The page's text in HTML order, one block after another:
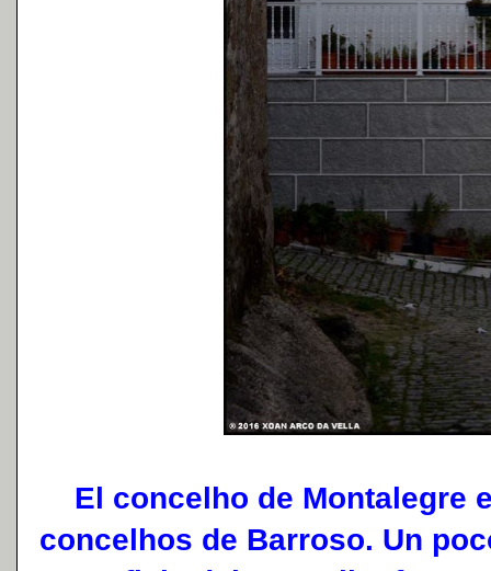
El concelho de Montalegre
concelhos de Barroso. Un